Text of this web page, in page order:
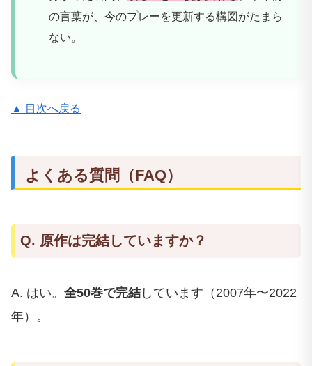
の言葉が、今のプレーを更新する構図がたまら
ない。
▲ 目次へ戻る
よくある質問（FAQ）
Q. 原作は完結していますか？
A. はい。 全50巻で完結 しています（2007年〜2022
年）。